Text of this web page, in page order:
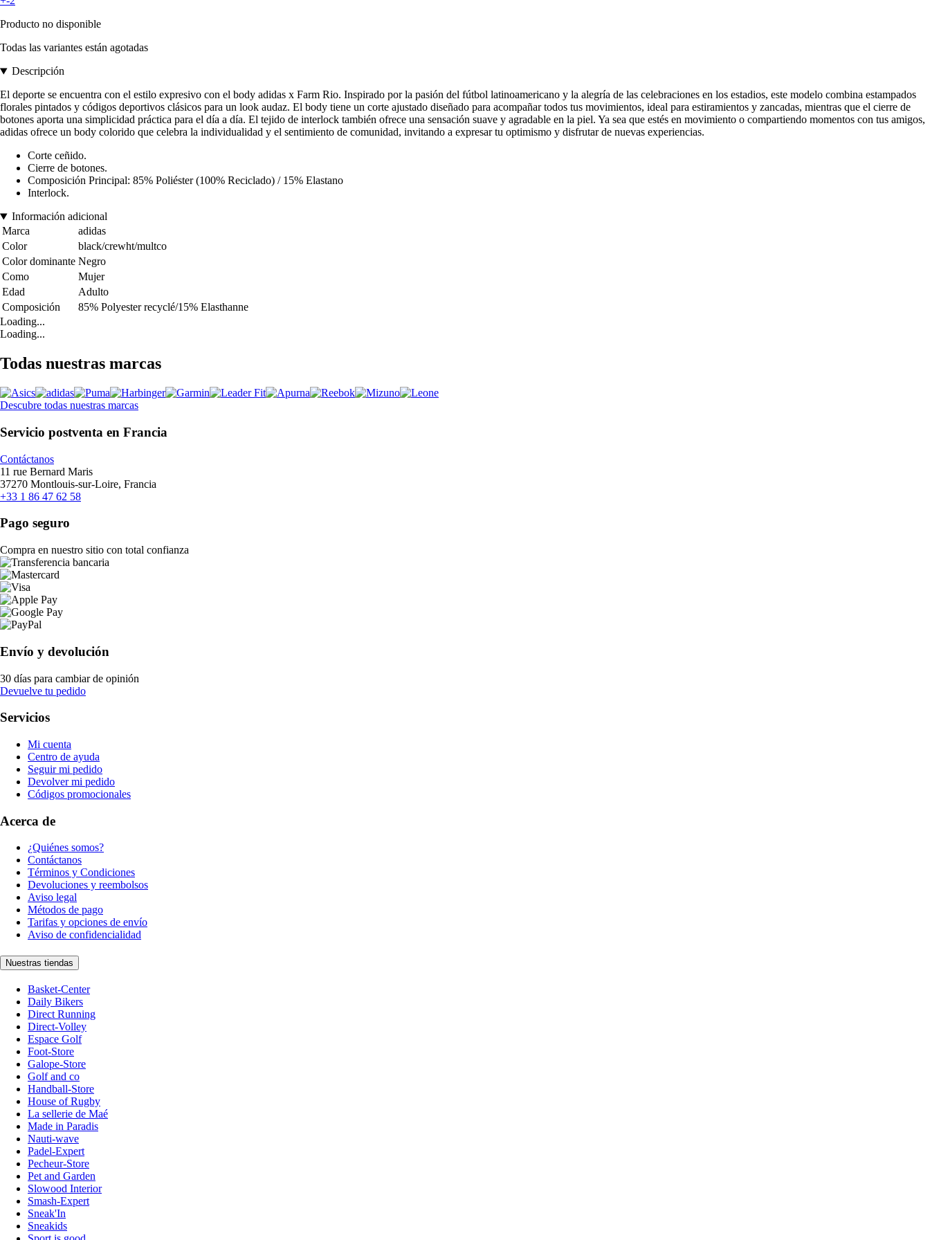
Producto no disponible
Todas las variantes están agotadas
Descripción
El deporte se encuentra con el estilo expresivo con el body adidas x Farm Rio. Inspirado por la pasión del fútbol latinoamericano y la alegría de las celebraciones en los estadios, este modelo combina estampados
florales pintados y códigos deportivos clásicos para un look audaz. El body tiene un corte ajustado diseñado para acompañar todos tus movimientos, ideal para estiramientos y zancadas, mientras que el cierre de
botones aporta una simplicidad práctica para el día a día. El tejido de interlock también ofrece una sensación suave y agradable en la piel. Ya sea que estés en movimiento o compartiendo momentos con tus amigos,
adidas ofrece un body colorido que celebra la individualidad y el sentimiento de comunidad, invitando a expresar tu optimismo y disfrutar de nuevas experiencias.
Corte ceñido.
Cierre de botones.
Composición Principal: 85% Poliéster (100% Reciclado) / 15% Elastano
Interlock.
Información adicional
Marca
adidas
Color
black/crewht/multco
Color dominante Negro
Como
Mujer
Edad
Adulto
Composición
85% Polyester recyclé/15% Elasthanne
Loading...
Loading...
Todas nuestras marcas
Descubre todas nuestras marcas
Servicio postventa en Francia
Contáctanos
11 rue Bernard Maris
37270 Montlouis-sur-Loire, Francia
+33 1 86 47 62 58
Pago seguro
Compra en nuestro sitio con total confianza
Envío y devolución
30 días para cambiar de opinión
Devuelve tu pedido
Servicios
Mi cuenta
Centro de ayuda
Seguir mi pedido
Devolver mi pedido
Códigos promocionales
Acerca de
¿Quiénes somos?
Contáctanos
Términos y Condiciones
Devoluciones y reembolsos
Aviso legal
Métodos de pago
Tarifas y opciones de envío
Aviso de confidencialidad
Nuestras tiendas
Basket-Center
Daily Bikers
Direct Running
Direct-Volley
Espace Golf
Foot-Store
Galope-Store
Golf and co
Handball-Store
House of Rugby
La sellerie de Maé
Made in Paradis
Nauti-wave
Padel-Expert
Pecheur-Store
Pet and Garden
Slowood Interior
Smash-Expert
Sneak'In
Sneakids